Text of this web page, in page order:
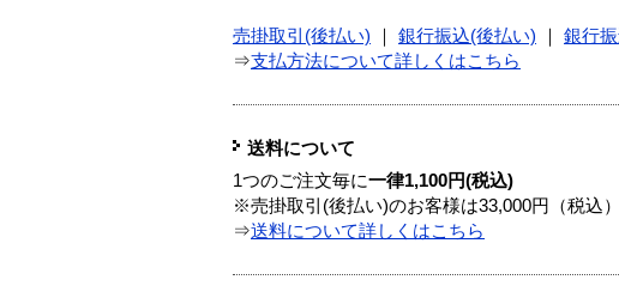
売掛取引(後払い) 銀行振込(後払い) 銀行
⇒支払方法について詳しくはこちら
送料について
1つのご注文毎に一律1,100円(税込)
※売掛取引(後払い)のお客様は33,000円（税込
⇒送料について詳しくはこちら